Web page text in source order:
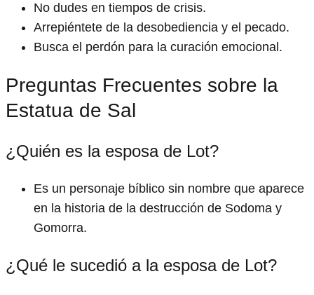
No dudes en tiempos de crisis.
Arrepiéntete de la desobediencia y el pecado.
Busca el perdón para la curación emocional.
Preguntas Frecuentes sobre la
Estatua de Sal
¿Quién es la esposa de Lot?
Es un personaje bíblico sin nombre que aparece
en la historia de la destrucción de Sodoma y
Gomorra.
¿Qué le sucedió a la esposa de Lot?